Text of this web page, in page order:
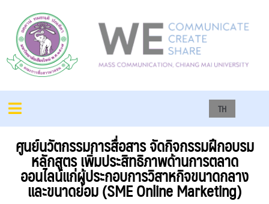
TH
ศูนย์นวัตกรรมการสื่อสาร จัดกิจกรรมฝึกอบรม
หลักสูตร เพิ่มประสิทธิภาพด้านการตลาด
ออนไลน์แก่ผู้ประกอบการวิสาหกิจขนาดกลาง
และขนาดย่อม (SME Online Marketing)